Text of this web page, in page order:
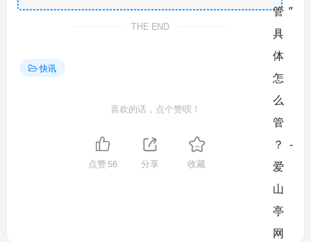
THE END
快讯
喜欢的话，点个赞呗！
点赞56 分享 收藏